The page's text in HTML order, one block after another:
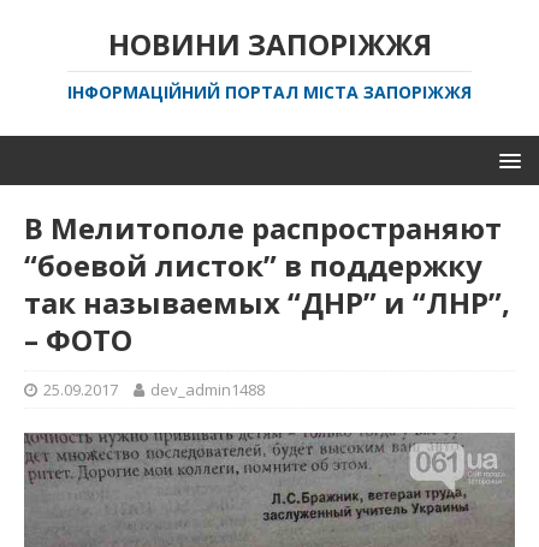
НОВИНИ ЗАПОРІЖЖЯ
ІНФОРМАЦІЙНИЙ ПОРТАЛ МІСТА ЗАПОРІЖЖЯ
В Мелитополе распространяют
“боевой листок” в поддержку
так называемых “ДНР” и “ЛНР”,
– ФОТО
25.09.2017 dev_admin1488